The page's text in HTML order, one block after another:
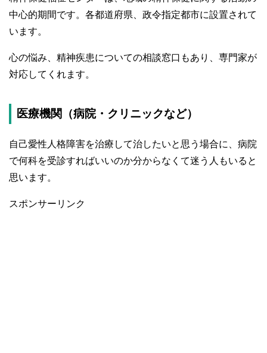
中心的期間です。各都道府県、政令指定都市に設置されて
います。
心の悩み、精神疾患についての相談窓口もあり、専門家が
対応してくれます。
医療機関（病院・クリニックなど）
自己愛性人格障害を治療して治したいと思う場合に、病院
で何科を受診すればいいのか分からなくて迷う人もいると
思います。
スポンサーリンク